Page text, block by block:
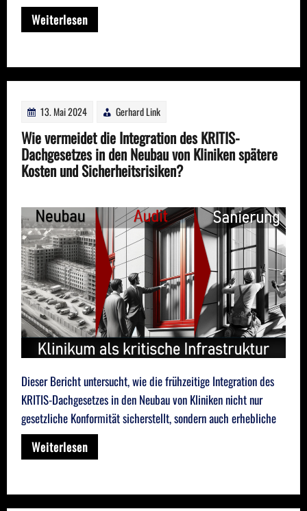
Weiterlesen
13. Mai 2024 Gerhard Link
Wie vermeidet die Integration des KRITIS-
Dachgesetzes in den Neubau von Kliniken spätere
Kosten und Sicherheitsrisiken?
Dieser Bericht untersucht, wie die frühzeitige Integration des
KRITIS-Dachgesetzes in den Neubau von Kliniken nicht nur
gesetzliche Konformität sicherstellt, sondern auch erhebliche
Weiterlesen